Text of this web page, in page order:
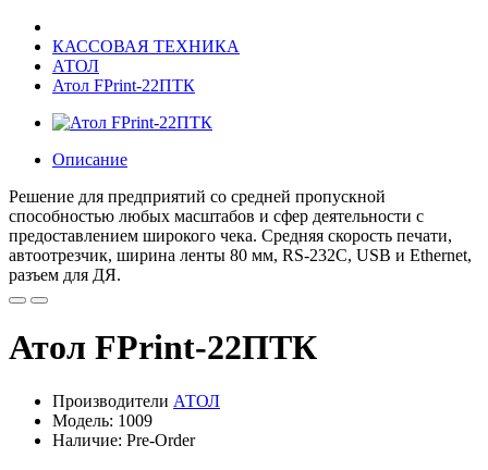
КАССОВАЯ ТЕХНИКА
АТОЛ
Атол FPrint-22ПТК
Описание
Решение для предприятий со средней пропускной
способностью любых масштабов и сфер деятельности с
предоставлением широкого чека. Средняя скорость печати,
автоотрезчик, ширина ленты 80 мм, RS-232С, USB и Ethernet,
разъем для ДЯ.
Атол FPrint-22ПТК
Производители АТОЛ
Модель: 1009
Наличие: Pre-Order